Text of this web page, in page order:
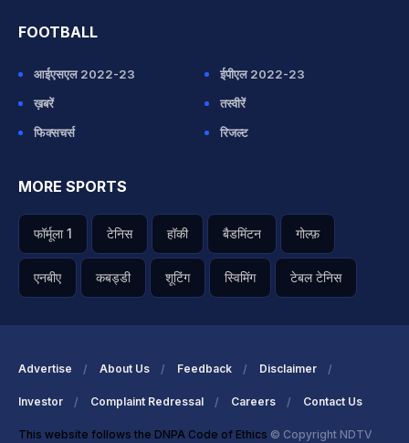
FOOTBALL
आईएसएल 2022-23
ईपीएल 2022-23
ख़बरें
तस्वीरें
फिक्सचर्स
रिजल्ट
MORE SPORTS
फॉर्मूला 1 टेनिस हॉकी बैडमिंटन गोल्फ़
एनबीए कबड्डी शूटिंग स्विमिंग टेबल टेनिस
Advertise About Us Feedback Disclaimer
Investor Complaint Redressal Careers Contact Us
This website follows the DNPA Code of Ethics © Copyright NDTV